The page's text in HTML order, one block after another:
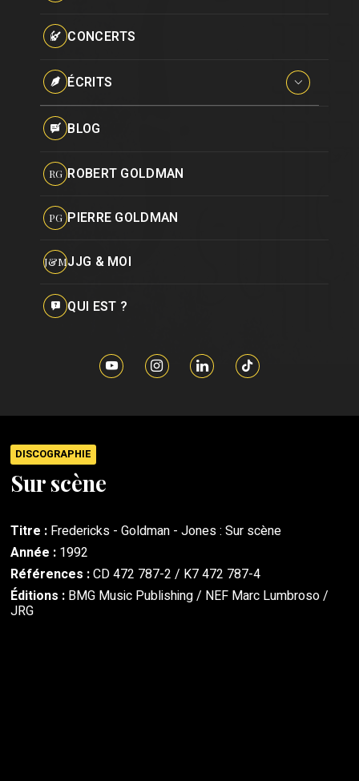
Pseudonymes
CONCERTS
ÉCRITS
Interviews
BLOG
RG ROBERT GOLDMAN
PG PIERRE GOLDMAN
J&MJJG & MOI
QUI EST ?
DISCOGRAPHIE
Sur scène
Titre :Fredericks - Goldman - Jones : Sur scène
Année :1992
Références :CD 472 787-2 / K7 472 787-4
Éditions :BMG Music Publishing / NEF Marc Lumbroso /
JRG